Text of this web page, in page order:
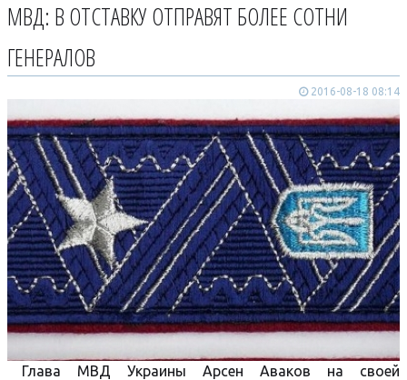
МВД: В ОТСТАВКУ ОТПРАВЯТ БОЛЕЕ СОТНИ
ГЕНЕРАЛОВ
2016-08-18 08:14
Глава МВД Украины Арсен Аваков на своей